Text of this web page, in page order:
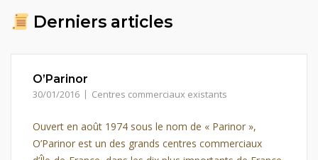
Derniers articles
O’Parinor
30/01/2016 Centres commerciaux existants
Ouvert en août 1974 sous le nom de « Parinor »,
O’Parinor est un des grands centres commerciaux